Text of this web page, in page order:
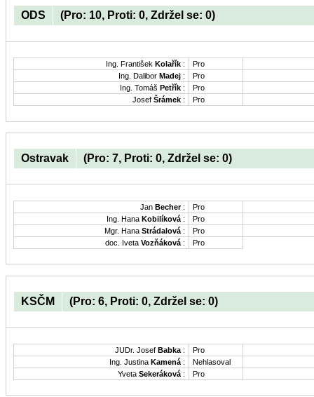
ODS (Pro: 10, Proti: 0, Zdržel se: 0)
Ing. František Kolařík :
Pro
Ing. Dalibor Madej :
Pro
Ing. Tomáš Petřík :
Pro
Josef Šrámek : Pro
Ostravak (Pro: 7, Proti: 0, Zdržel se: 0)
Jan Becher:
Pro
Ing. Hana Kobilíková :
Pro
Mgr. Hana Strádalová :
Pro
doc. Iveta Vozňáková : Pro
KSČM (Pro: 6, Proti: 0, Zdržel se: 0)
JUDr. Josef Babka :
Pro
Ing. Justina Kamená :
Nehlasoval
Yveta Sekeráková : Pro